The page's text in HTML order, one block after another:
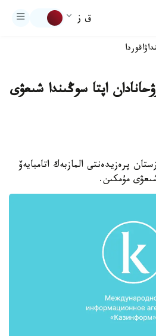
ق ز
اقوردا
اپتا سوڭىندا شىعۋى
پرەزيدەنتى المازبەك اتامبايەۆ
مۇمكىن.